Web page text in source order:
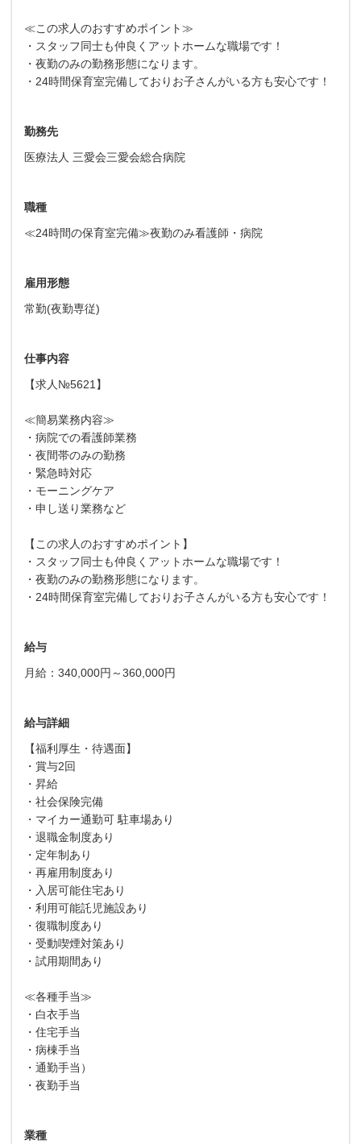
≪この求人のおすすめポイント≫
・スタッフ同士も仲良くアットホームな職場です！
・夜勤のみの勤務形態になります。
・24時間保育室完備しておりお子さんがいる方も安心です！
勤務先
医療法人 三愛会三愛会総合病院
職種
≪24時間の保育室完備≫夜勤のみ看護師・病院
雇用形態
常勤(夜勤専従)
仕事内容
【求人№5621】
≪簡易業務内容≫
・病院での看護師業務
・夜間帯のみの勤務
・緊急時対応
・モーニングケア
・申し送り業務など
【この求人のおすすめポイント】
・スタッフ同士も仲良くアットホームな職場です！
・夜勤のみの勤務形態になります。
・24時間保育室完備しておりお子さんがいる方も安心です！
給与
月給：340,000円～360,000円
給与詳細
【福利厚生・待遇面】
・賞与2回
・昇給
・社会保険完備
・マイカー通勤可 駐車場あり
・退職金制度あり
・定年制あり
・再雇用制度あり
・入居可能住宅あり
・利用可能託児施設あり
・復職制度あり
・受動喫煙対策あり
・試用期間あり
≪各種手当≫
・白衣手当
・住宅手当
・病棟手当
・通勤手当）
・夜勤手当
業種